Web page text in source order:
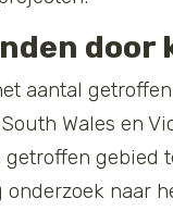
aantal
Wales en
gebied
naar